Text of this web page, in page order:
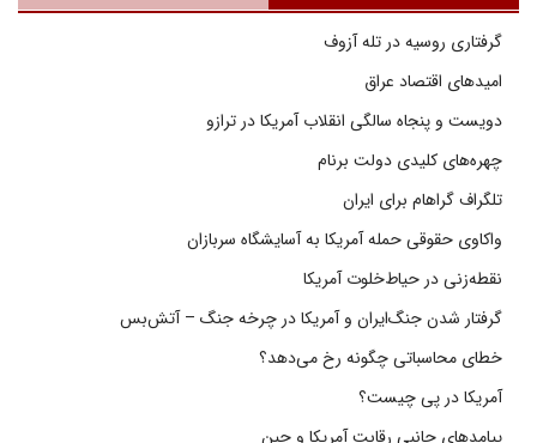
گرفتاری روسیه در تله آزوف
امیدهای اقتصاد عراق
دویست و پنجاه سالگی انقلاب آمریکا در ترازو
چهره‌های کلیدی دولت برنام
تلگراف گراهام برای ایران
واکاوی حقوقی حمله آمریکا به آسایشگاه سربازان
نقطه‌زنی در حیاط‌خلوت آمریکا
گرفتار شدن جنگ‌ایران و آمریکا در چرخه جنگ – آتش‌بس
خطای محاسباتی چگونه رخ می‌دهد؟
آمریکا در پی چیست؟
پیامدهای جانبی رقابت آمریکا و چین